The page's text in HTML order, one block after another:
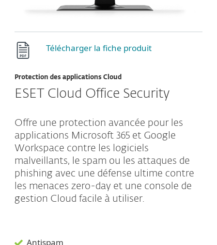
Télécharger la fiche produit
Protection des applications Cloud
ESET Cloud Office Security
Offre une protection avancée pour les
applications Microsoft 365 et Google
Workspace contre les logiciels
malveillants, le spam ou les attaques de
phishing avec une défense ultime contre
les menaces zero-day et une console de
gestion Cloud facile à utiliser.
Antispam